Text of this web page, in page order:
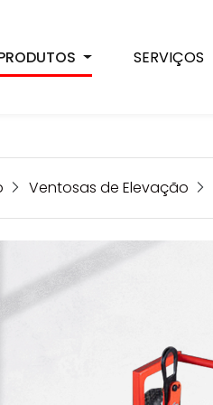
SERVIÇOS
Ventosas de Elevação